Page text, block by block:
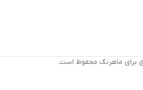
برای ماهرنگ محفوظ است.